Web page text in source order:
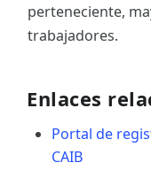
perteneciente,
trabajadores.
Enlaces
Portal de
CAIB